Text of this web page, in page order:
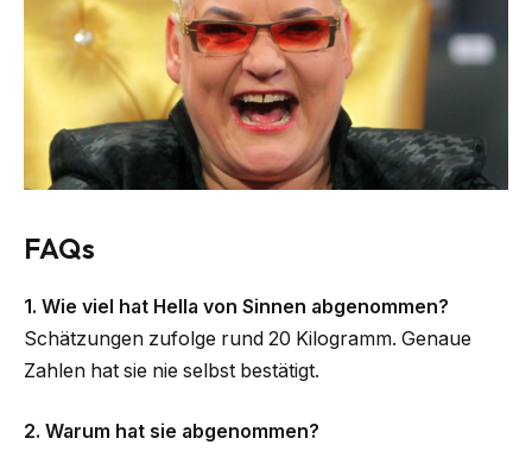
FAQs
1. Wie viel hat Hella von Sinnen abgenommen?
Schätzungen zufolge rund 20 Kilogramm. Genaue
Zahlen hat sie nie selbst bestätigt.
2. Warum hat sie abgenommen?